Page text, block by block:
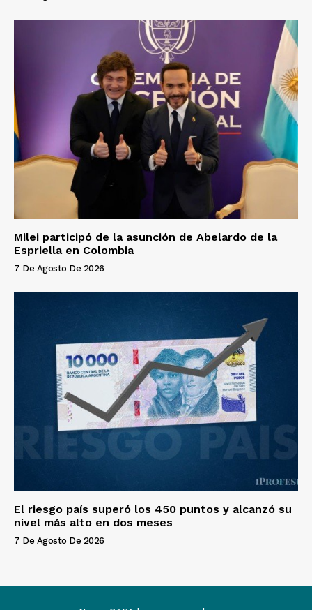
Milei participó de la asunción de Abelardo de la
Espriella en Colombia
7 De Agosto De 2026
El riesgo país superó los 450 puntos y alcanzó su
nivel más alto en dos meses
7 De Agosto De 2026